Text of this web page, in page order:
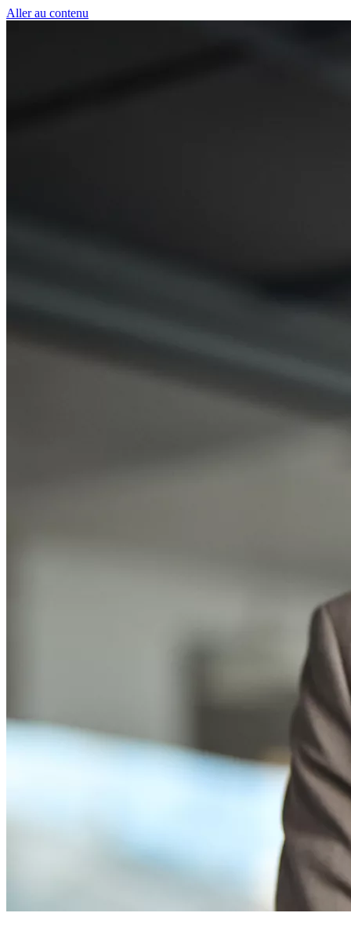
Aller au contenu
Panneau de gestion des cookies